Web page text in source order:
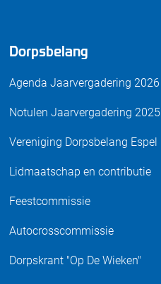
Dorpsbelang
Agenda Jaarvergadering 2026
Notulen Jaarvergadering 2025
Vereniging Dorpsbelang Espel
Lidmaatschap en contributie
Feestcommissie
Autocrosscommissie
Dorpskrant "Op De Wieken"